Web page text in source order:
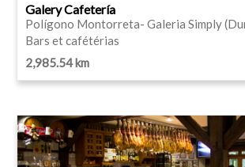
Galery Cafetería
Polígono Montorreta- Galeria Simply
Bars et cafétérias
2,985.54 km